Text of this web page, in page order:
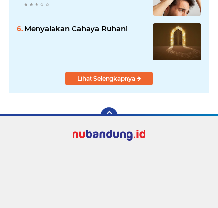
Menyalakan Cahaya Ruhani
Lihat Selengkapnya